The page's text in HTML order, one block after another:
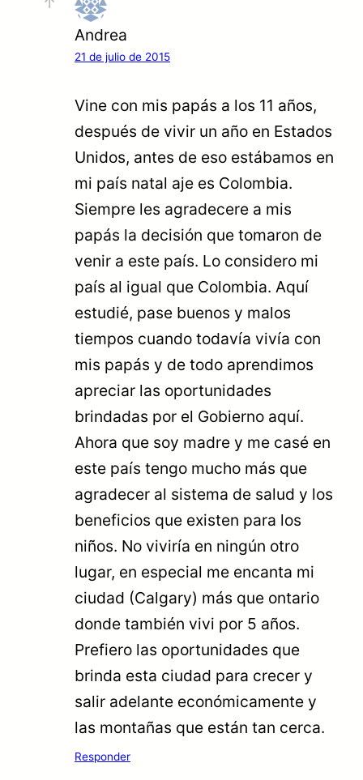
Andrea
21 de julio de 2015
Vine con mis papás a los 11 años,
después de vivir un año en Estados
Unidos, antes de eso estábamos en
mi país natal aje es Colombia.
Siempre les agradecere a mis
papás la decisión que tomaron de
venir a este país. Lo considero mi
país al igual que Colombia. Aquí
estudié, pase buenos y malos
tiempos cuando todavía vivía con
mis papás y de todo aprendimos
apreciar las oportunidades
brindadas por el Gobierno aquí.
Ahora que soy madre y me casé en
este país tengo mucho más que
agradecer al sistema de salud y los
beneficios que existen para los
niños. No viviría en ningún otro
lugar, en especial me encanta mi
ciudad (Calgary) más que ontario
donde también vivi por 5 años.
Prefiero las oportunidades que
brinda esta ciudad para crecer y
salir adelante económicamente y
las montañas que están tan cerca.
Responder